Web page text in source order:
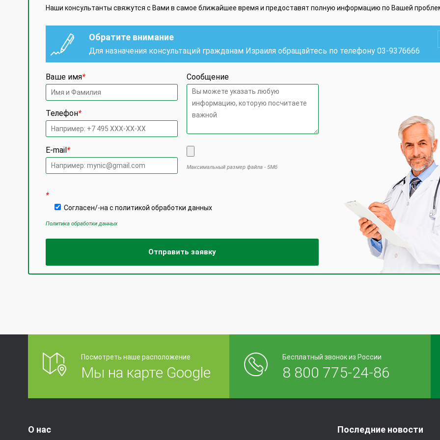
Наши консультанты свяжутся с Вами в самое ближайшее время и предоставят полную информацию по Вашей
Обратите внимание
Для назначения консультаций гражданам Израиля обращайтесь по телефону03-9376666
Ваше имя*
Телефон*
E-mail*
Сообщение
Максимальный размер файла - 5Мб
*
Согласен/-на с политикой обработки данных
Политика обработки данных
Посмотреть наше расположение
Мы на карте Google
Бесплатный звонок из России
8 800 775-24-86
О нас Последние новости